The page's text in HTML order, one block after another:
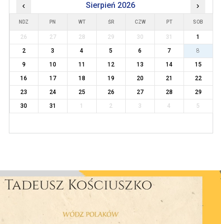
‹ Sierpień 2026 ›
NDZ PN WT ŚR CZW PT SOB
26 27 28 29 30 31
1
2
3 4 5 6 7
8
9
10 11 12 13 14
15
16
17 18 19 20 21
22
23
24 25 26 27 28
29
30
31 1 2 3 4 5